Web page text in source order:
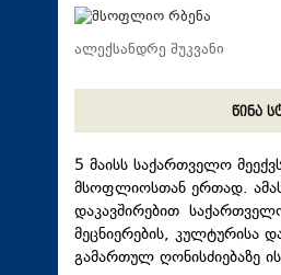
საზოგადოება
სამართალი
თავდაცვა
კულტურა
სპორტი
ტექნოლოგიები
ტაბლოიდი
ალექსანდრე შუკვანი
წინა
5 მაისს საქართველო
მსოფლიოსთან ერთად.
დაკავშირებით
მეცნიერების, კულტურისა
გამართულ ღონისძიებაზე